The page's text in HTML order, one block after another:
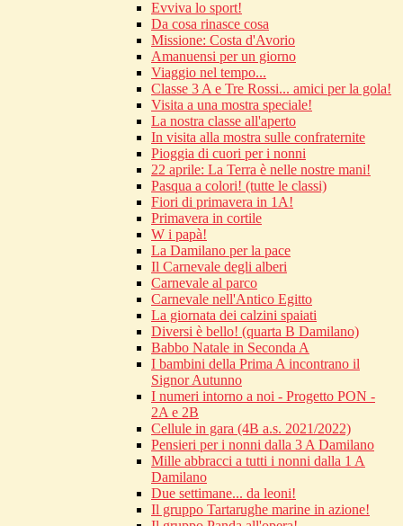
Evviva lo sport!
Da cosa rinasce cosa
Missione: Costa d'Avorio
Amanuensi per un giorno
Viaggio nel tempo...
Classe 3 A e Tre Rossi... amici per la gola!
Visita a una mostra speciale!
La nostra classe all'aperto
In visita alla mostra sulle confraternite
Pioggia di cuori per i nonni
22 aprile: La Terra è nelle nostre mani!
Pasqua a colori! (tutte le classi)
Fiori di primavera in 1A!
Primavera in cortile
W i papà!
La Damilano per la pace
Il Carnevale degli alberi
Carnevale al parco
Carnevale nell'Antico Egitto
La giornata dei calzini spaiati
Diversi è bello! (quarta B Damilano)
Babbo Natale in Seconda A
I bambini della Prima A incontrano il
Signor Autunno
I numeri intorno a noi - Progetto PON -
2A e 2B
Cellule in gara (4B a.s. 2021/2022)
Pensieri per i nonni dalla 3 A Damilano
Mille abbracci a tutti i nonni dalla 1 A
Damilano
Due settimane... da leoni!
Il gruppo Tartarughe marine in azione!